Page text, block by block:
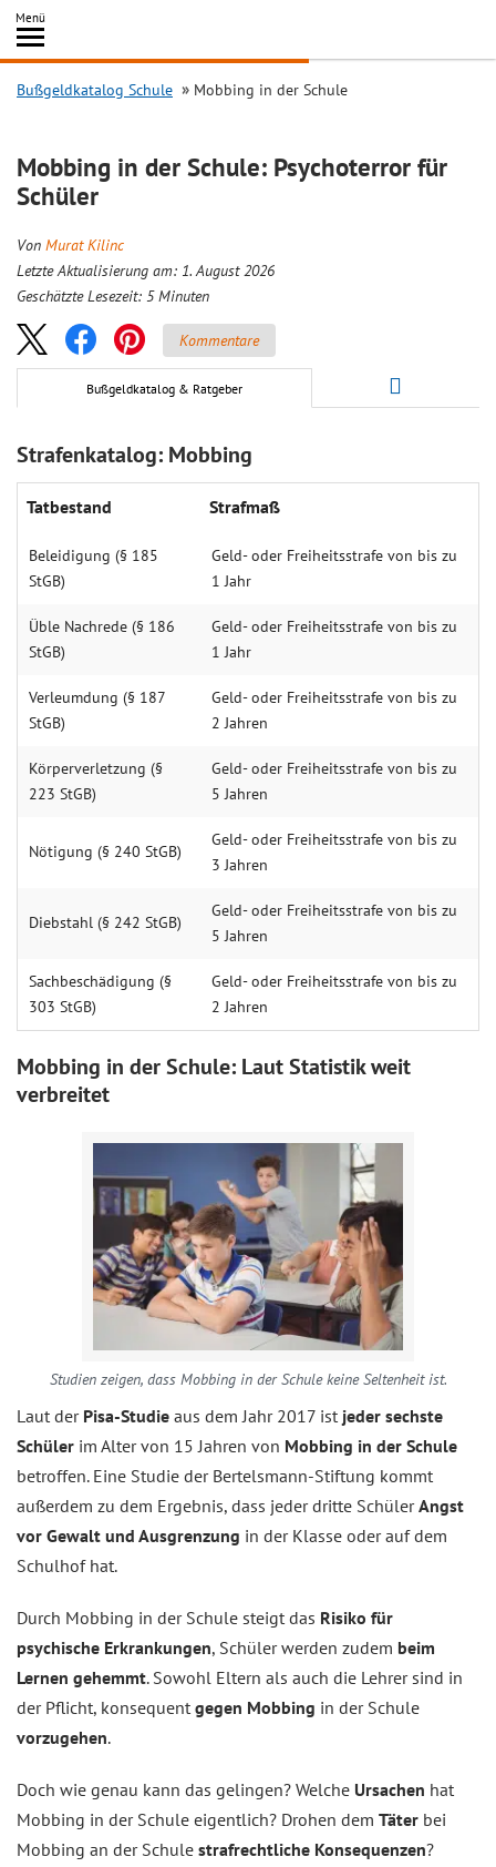
Inhalt
springen
Menü
Search
Bußgeldkatalog Schule Mobbing in der Schule
Mobbing in der Schule: Psychoterror für
Schüler
Von Murat Kilinc
Letzte Aktualisierung am: 1. August 2026
Geschätzte Lesezeit: 5 Minuten
Kommentare
Bußgeldkatalog & Ratgeber
Strafenkatalog: Mobbing
Tatbestand Strafmaß
Beleidigung (§ 185
StGB)
Geld- oder Freiheitsstrafe von bis zu
1 Jahr
Üble Nachrede (§ 186
StGB)
Geld- oder Freiheitsstrafe von bis zu
1 Jahr
Verleumdung (§ 187
StGB)
Geld- oder Freiheitsstrafe von bis zu
2 Jahren
Körperverletzung (§
223 StGB)
Geld- oder Freiheitsstrafe von bis zu
5 Jahren
Nötigung (§ 240 StGB)
Geld- oder Freiheitsstrafe von bis zu
3 Jahren
Diebstahl (§ 242 StGB)
Geld- oder Freiheitsstrafe von bis zu
5 Jahren
Sachbeschädigung (§
303 StGB)
Geld- oder Freiheitsstrafe von bis zu
2 Jahren
Mobbing in der Schule: Laut Statistik weit
verbreitet
Studien zeigen, dass Mobbing in der Schule keine Seltenheit ist.
Laut der Pisa-Studie aus dem Jahr 2017 ist jeder sechste
Schüler im Alter von 15 Jahren von Mobbing in der Schule
betroffen. Eine Studie der Bertelsmann-Stiftung kommt
außerdem zu dem Ergebnis, dass jeder dritte SchülerAngst
vor Gewalt und Ausgrenzung in der Klasse oder auf dem
Schulhof hat.
Durch Mobbing in der Schule steigt das Risiko für
psychische Erkrankungen, Schüler werden zudem beim
Lernen gehemmt. Sowohl Eltern als auch die Lehrer sind in
der Pflicht, konsequent gegen Mobbing in der Schule
vorzugehen.
Doch wie genau kann das gelingen? Welche Ursachen hat
Mobbing in der Schule eigentlich? Drohen dem Täter bei
Mobbing an der Schule strafrechtliche Konsequenzen?